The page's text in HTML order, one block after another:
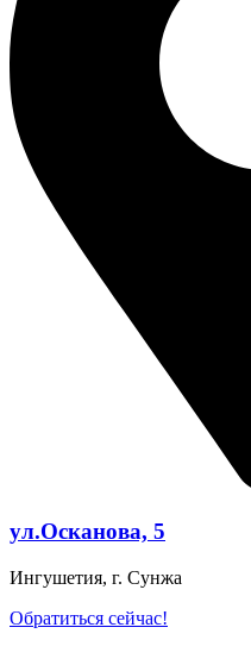
ул.Осканова, 5
Ингушетия, г. Сунжа
Обратиться сейчас!